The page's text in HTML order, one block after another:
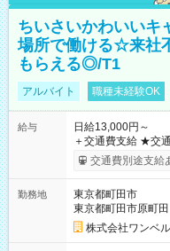
ちいさいかわいいキ
場所で働ける☆来社
もらえる◎/T1
アルバイト 職種未経験OK
給与
日給13,000円～
＋交通費支給 ★交通費全額支給！ ┗案件により規定あり ★日払
いOK！（規定あり
ンビニATMから 日払い
交通費別途支給
勤務地
東京都町田市
東京都町田市原町
株式会社ワンベ